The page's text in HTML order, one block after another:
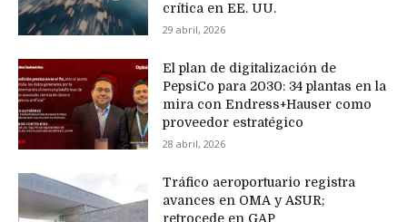
crítica en EE. UU.
29 abril, 2026
El plan de digitalización de
PepsiCo para 2030: 34 plantas en la
mira con Endress+Hauser como
proveedor estratégico
28 abril, 2026
Tráfico aeroportuario registra
avances en OMA y ASUR;
retrocede en GAP